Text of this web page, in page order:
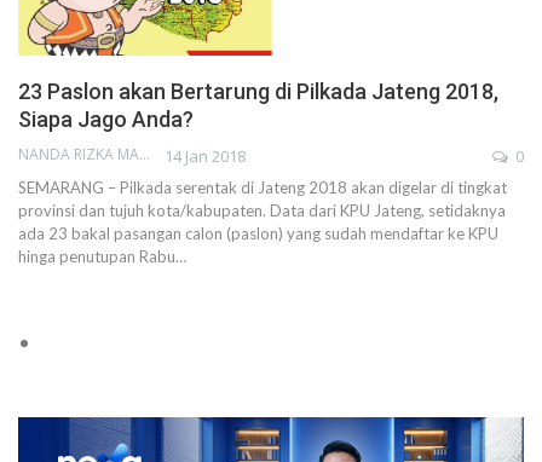
23 Paslon akan Bertarung di Pilkada Jateng 2018,
Siapa Jago Anda?
NANDA RIZKA MAHENDRA 14 Jan 2018 0
SEMARANG – Pilkada serentak di Jateng 2018 akan digelar di tingkat
provinsi dan tujuh kota/kabupaten. Data dari KPU Jateng, setidaknya
ada 23 bakal pasangan calon (paslon) yang sudah mendaftar ke KPU
hinga penutupan Rabu…